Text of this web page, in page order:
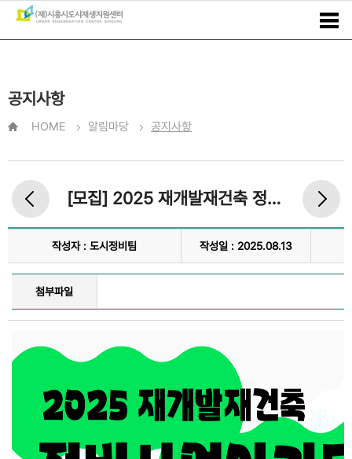
공지사항
HOME 알림마당 공지사항
[모집] 2025 재개발재건축 정비사업 아카데미(남부권 기초과정) 수강생 모집
작성자 : 도시정비팀 작성일 : 2025.08.13
첨부파일